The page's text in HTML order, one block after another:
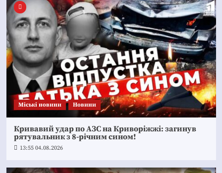
Mіські новини Новини
Кривавий удар по АЗС на Криворіжжі: загинув
рятувальник з 8-річним сином!
13:55 04.08.2026